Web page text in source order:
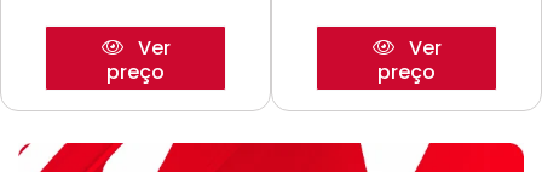
Ver
preço
Ver
preço